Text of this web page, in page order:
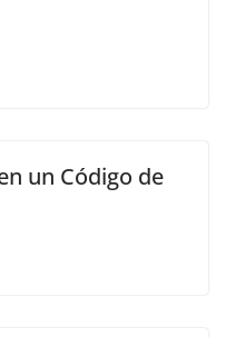
un Código de